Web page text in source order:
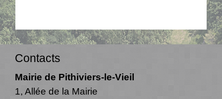
Contacts
Mairie de Pithiviers-le-Vieil
1, Allée de la Mairie